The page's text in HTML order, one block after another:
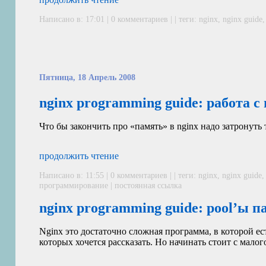
Написано в: 17:01 | 0 комментариев | | теги: nginx nginx guide
Пятница, 18 Апрель 2008
nginx programming guide: работа
Что бы закончить про «память» в nginx надо
продолжить чтение
Написано в: 11:55 | 0 комментариев | | теги: nginx nginx guide
программирование | постоянная ссылка
nginx programming guide: pool’ы
Nginx это достаточно сложная программа, в которой
которых хочется рассказать. Но начинать стоит с